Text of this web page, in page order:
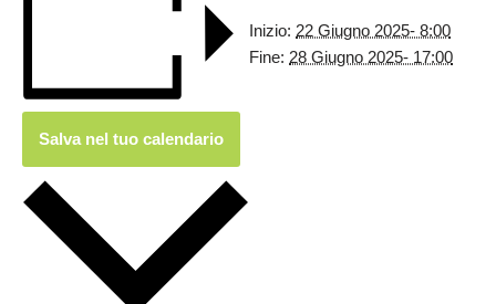
Salva nel tuo calendario
Inizio: 22 Giugno 2025- 8:00
Fine: 28 Giugno 2025- 17:00